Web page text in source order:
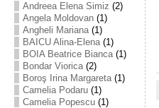
Andreea Elena Simiz (2)
Angela Moldovan(1)
Angheli Mariana(1)
BAICU Alina-Elena(1)
BOIA Beatrice Bianca(1)
Bondar Viorica(2)
Boroş Irina Margareta(1)
Camelia Podaru(1)
Camelia Popescu(1)